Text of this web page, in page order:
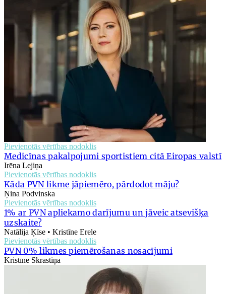
Pievienotās vērtības nodoklis
Medicīnas pakalpojumi sportistiem citā Eiropas valstī
Irēna Lejiņa
Pievienotās vērtības nodoklis
Kāda PVN likme jāpiemēro, pārdodot māju?
Ņina Podvinska
Pievienotās vērtības nodoklis
1% ar PVN apliekamo darījumu un jāveic atsevišķa
uzskaite?
Natālija Ķīse • Kristīne Erele
Pievienotās vērtības nodoklis
PVN 0% likmes piemērošanas nosacījumi
Kristīne Skrastiņa